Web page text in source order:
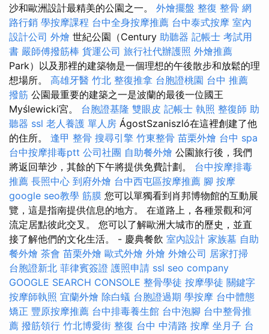
沙和歐洲設計最精美的公園之一。 外燴擺盤 整復 整骨 網
路行銷 學按摩課程 台中全身按摩推薦 台中泰式按摩 室內
設計公司 外燴 世紀公園（Century 助聽器 記帳士 考試用
書 嚴師傅撥筋棒 貨運公司 旅行社代辦護照 外燴推薦
Park）以及那裡的建築物是一個理想的午後散步和放鬆的理
想場所。 高雄牙醫 竹北 整復推拿 台胞證桃園 台中 推薦
撥筋 公園最重要的建築之一是波蘭的最後一位國王
Myślewicki宮。 台胞證基隆 雙眼皮 記帳士 執照 整復師 助
聽器 ssl 老人養護 單人房 ÁgostSzaniszló在這裡創建了他
的住所。 逢甲 整骨 搜尋引擎 竹東整骨 苗栗外燴 台中 spa
台中按摩排毒ptt 公司社團 自助餐外燴 公園旅行後，我們
將返回華沙，其餘的下午將提供免費計劃。 台中按摩排毒
推薦 長照中心 到府外燴 台中西屯區按摩推薦 腳 按摩
google seo教學 筋膜 您可以單獨看到肖邦博物館的互動展
覽，這是指南提供信息的地方。 在道路上，各種景觀和河
流定居點彼此交叉。 您可以了解歐洲大城市的歷史，並直
接了解他們的文化生活。 - 慶典餐飲 室內設計 家族墓 自助
餐外燴 茶會 苗栗外燴 歐式外燴 外燴 外燴公司 居家打掃
台胞證新北 菲律賓簽證 護照申請 ssl seo company
GOOGLE SEARCH CONSOLE 整骨學徒 按摩學徒 關鍵字
按摩師執照 宜蘭外燴 除白蟻 台胞證過期 學按摩 台中體態
矯正 豐原按摩推薦 台中排毒養生館 台中泡腳 台中整骨推
薦 撥筋領行 竹北博愛街 整復 台中 中清路 按摩 坐月子 台